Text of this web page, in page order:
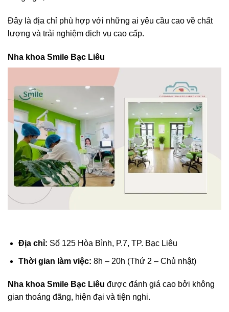
Đây là địa chỉ phù hợp với những ai yêu cầu cao về chất
lượng và trải nghiệm dịch vụ cao cấp.
Nha khoa Smile Bạc Liêu
Địa chỉ: Số 125 Hòa Bình, P.7, TP. Bạc Liêu
Thời gian làm việc: 8h – 20h (Thứ 2 – Chủ nhật)
Nha khoa Smile Bạc Liêu được đánh giá cao bởi không
gian thoáng đãng, hiện đại và tiện nghi.